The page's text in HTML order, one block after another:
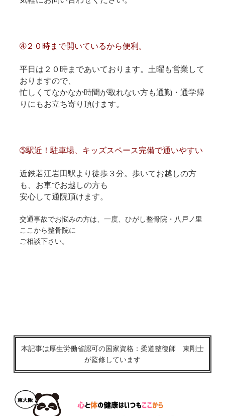
➃２０時まで開いているから便利。
平日は２０時まであいております。土曜も営業して
おりますので、
忙しくてなかなか時間が取れない方も通勤・通学帰
りにもお立ち寄り頂けます。
➄駅近！駐車場、キッズスペース完備で通いやすい
近鉄若江岩田駅より徒歩３分。歩いてお越しの方
も、お車でお越しの方も
安心して通院頂けます。
交通事故でお悩みの方は、一度、ひがし整骨院・八戸ノ里
ここから整骨院に
ご相談下さい。
本記事は厚生労働省認可の国家資格：柔道整復師 東剛士
が監修しています